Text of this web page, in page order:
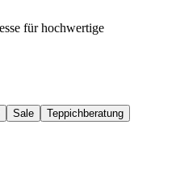
für hochwertige
Sale Teppichberatung